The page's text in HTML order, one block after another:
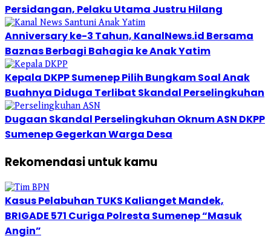
Persidangan, Pelaku Utama Justru Hilang
Anniversary ke-3 Tahun, KanalNews.id Bersama
Baznas Berbagi Bahagia ke Anak Yatim
Kepala DKPP Sumenep Pilih Bungkam Soal Anak
Buahnya Diduga Terlibat Skandal Perselingkuhan
Dugaan Skandal Perselingkuhan Oknum ASN DKPP
Sumenep Gegerkan Warga Desa
Rekomendasi untuk kamu
Kasus Pelabuhan TUKS Kalianget Mandek,
BRIGADE 571 Curiga Polresta Sumenep “Masuk
Angin”